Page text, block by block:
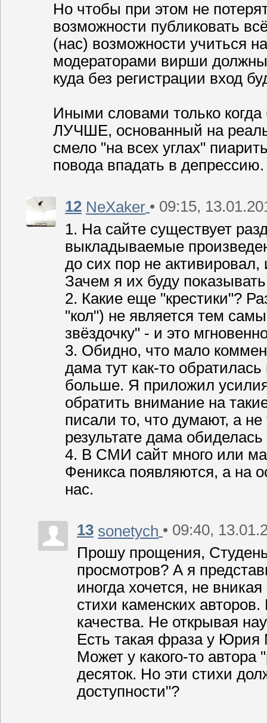
Но чтобы при этом не
возможности публиковать
(нас) возможности учиться
модераторами вирши должны
куда без регистрации вход
Иными словами только
ЛУЧШЕ, основанный на
смело "на всех углах"
повода впадать в депрессию.
12 NeXaker • 09:15,
1. На сайте существует
выкладываемые
до сих пор не активировал,
Зачем я их буду
2. Какие еще "крестики"?
"кол") не является тем
звёздочку" - и это
3. Обидно, что мало
дама тут как-то
больше. Я приложил
обратить внимание на
писали то, что думают, а
результате дама
4. В СМИ сайт много или
Феникса появляются, а на
нас.
13 sonetych • 09:40,
Прошу прощения,
просмотров? А я
иногда хочется, не
стихи каменских
качества. Не открывая
Есть такая фраза у Юрия
Может у какого-то автора
десяток. Но эти стихи
доступности"?